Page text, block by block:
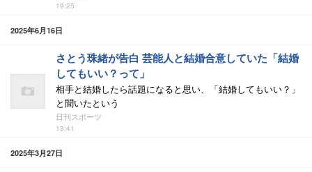
19:25
2025年6月16日
さとう珠緒が告白 芸能人と結婚合意していた「結婚
してもいい？って」
相手と結婚したら話題になると思い、「結婚してもいい？」
と聞いたという
日刊スポーツ
13:41
2025年3月27日